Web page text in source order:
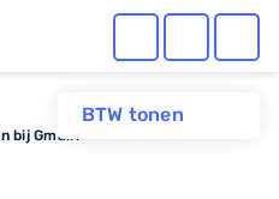
BTW tonen
bij Gmail?